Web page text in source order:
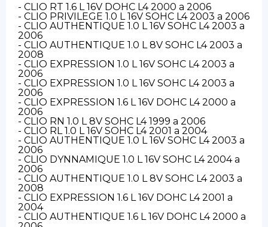
- CLIO RT 1.6 L 16V DOHC L4 2000 a 2006
- CLIO PRIVILEGE 1.0 L 16V SOHC L4 2003 a 2006
- CLIO AUTHENTIQUE 1.0 L 16V SOHC L4 2003 a
2006
- CLIO AUTHENTIQUE 1.0 L 8V SOHC L4 2003 a
2008
- CLIO EXPRESSION 1.0 L 16V SOHC L4 2003 a
2006
- CLIO EXPRESSION 1.0 L 16V SOHC L4 2003 a
2006
- CLIO EXPRESSION 1.6 L 16V DOHC L4 2000 a
2006
- CLIO RN 1.0 L 8V SOHC L4 1999 a 2006
- CLIO RL 1.0 L 16V SOHC L4 2001 a 2004
- CLIO AUTHENTIQUE 1.0 L 16V SOHC L4 2003 a
2006
- CLIO DYNNAMIQUE 1.0 L 16V SOHC L4 2004 a
2006
- CLIO AUTHENTIQUE 1.0 L 8V SOHC L4 2003 a
2008
- CLIO EXPRESSION 1.6 L 16V DOHC L4 2001 a
2004
- CLIO AUTHENTIQUE 1.6 L 16V DOHC L4 2000 a